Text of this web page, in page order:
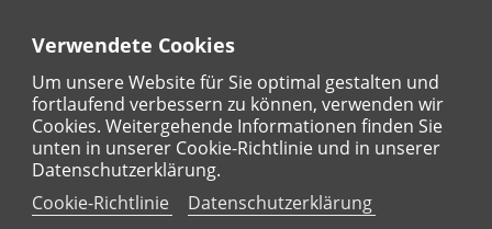
Verwendete Cookies
Um unsere Website für Sie optimal gestalten und
fortlaufend verbessern zu können, verwenden wir
Cookies. Weitergehende Informationen finden Sie
unten in unserer Cookie-Richtlinie und in unserer
Datenschutzerklärung.
Cookie-Richtlinie
Datenschutzerklärung
Entdeckertouren Ansichten
Regional
Karte